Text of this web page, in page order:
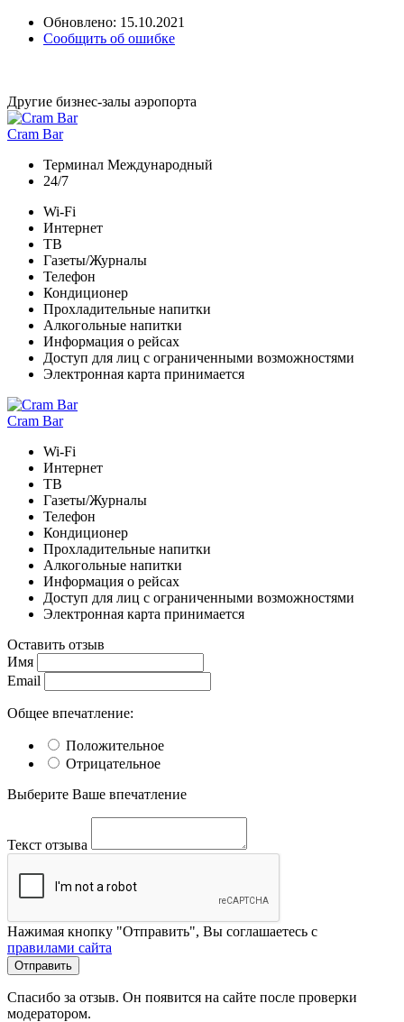
Обновлено: 15.10.2021
Сообщить об ошибке
Другие бизнес-залы аэропорта
Cram Bar
Терминал Международный
24/7
Wi-Fi
Интернет
ТВ
Газеты/Журналы
Телефон
Кондиционер
Прохладительные напитки
Алкогольные напитки
Информация о рейсах
Доступ для лиц с ограниченными возможностями
Электронная карта принимается
Cram Bar
Wi-Fi
Интернет
ТВ
Газеты/Журналы
Телефон
Кондиционер
Прохладительные напитки
Алкогольные напитки
Информация о рейсах
Доступ для лиц с ограниченными возможностями
Электронная карта принимается
Оставить отзыв
Имя
Email
Общее впечатление:
Положительное
Отрицательное
Выберите Ваше впечатление
Текст отзыва
Нажимая кнопку "Отправить", Вы соглашаетесь с
правилами сайта
Отправить
Спасибо за отзыв. Он появится на сайте после проверки
модератором.